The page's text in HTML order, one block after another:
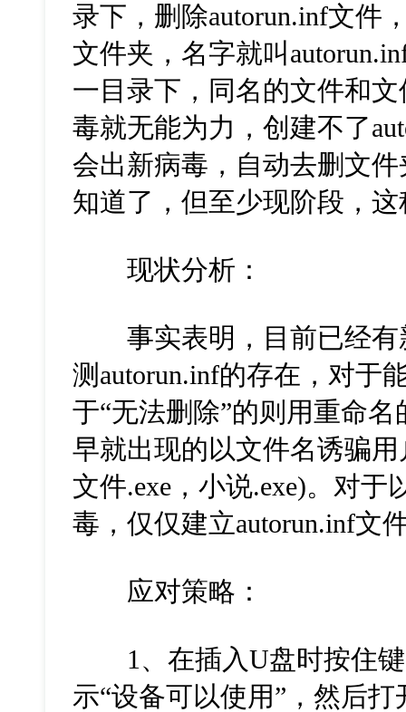
录下，删除autorun.inf文件
文件夹，名字就叫
一目录下，同名的文件和
毒就无能为力，创建不了
会出新病毒，自动去删文
知道了，但至少现阶段，
现状分析：
事实表明，目前已经有
测autorun.inf的存在，对于
于“无法删除”的则用重命
早就出现的以文件名诱骗
文件.exe，小说.exe)。对
毒，仅仅建立autorun.inf文
应对策略：
1、在插入U盘时按住键
示“设备可以使用”，然后